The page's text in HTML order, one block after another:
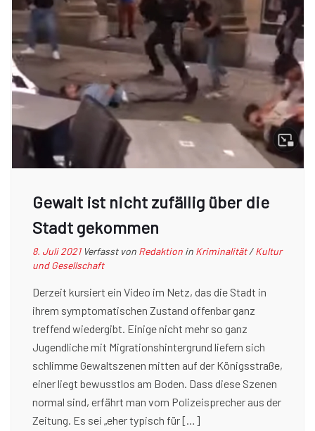
Gewalt ist nicht zufällig über die
Stadt gekommen
8. Juli 2021 Verfasst von Redaktion in Kriminalität/Kultur
und Gesellschaft
Derzeit kursiert ein Video im Netz, das die Stadt in
ihrem symptomatischen Zustand offenbar ganz
treffend wiedergibt. Einige nicht mehr so ganz
Jugendliche mit Migrationshintergrund liefern sich
schlimme Gewaltszenen mitten auf der Königsstraße,
einer liegt bewusstlos am Boden. Dass diese Szenen
normal sind, erfährt man vom Polizeisprecher aus der
Zeitung. Es sei „eher typisch für […]